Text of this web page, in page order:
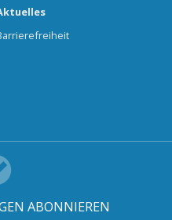
ABONNIEREN